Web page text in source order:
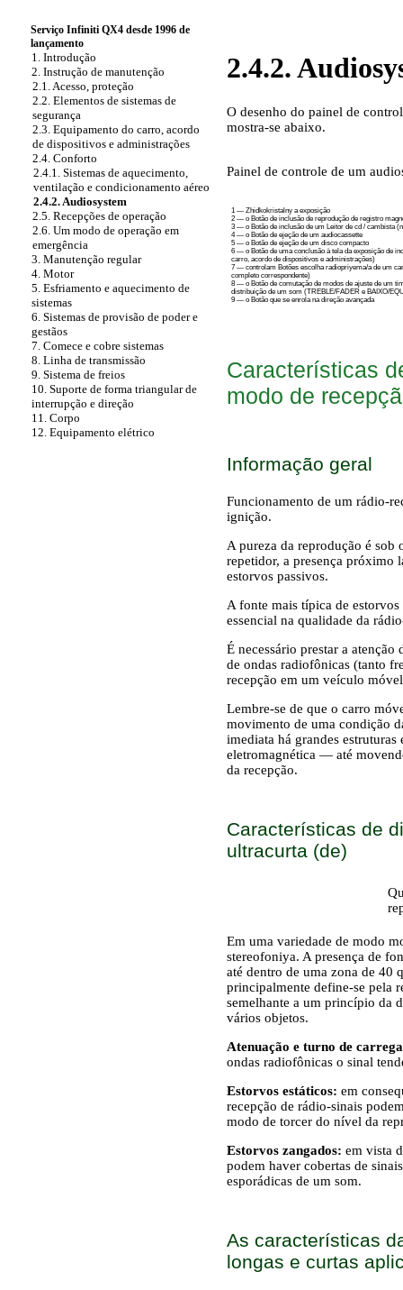
Serviço Infiniti QX4 desde 1996 de
lançamento
1. Introdução
2. Instrução de manutenção
2.1. Acesso, proteção
2.2. Elementos de sistemas de
segurança
2.3. Equipamento do carro, acordo
de dispositivos e administrações
2.4. Conforto
2.4.1. Sistemas de aquecimento,
ventilação e condicionamento aéreo
2.4.2. Audiosystem
2.5. Recepções de operação
2.6. Um modo de operação em
emergência
3. Manutenção regular
4. Motor
5. Esfriamento e aquecimento de
sistemas
6. Sistemas de provisão de poder e
gestãos
7. Comece e cobre sistemas
8. Linha de transmissão
9. Sistema de freios
10. Suporte de forma triangular de
interrupção e direção
11. Corpo
12. Equipamento elétrico
2.4.2.
O desenho do painel de
mostra-se abaixo.
Painel de controle de um
1 — Zhidkokristalny a exposição
2 — o Botão de inclusão de reprodução de registro
3 — o Botão de inclusão de um Leitor de cd / cambista
4 — o Botão de ejeção de um audiocassette
5 — o Botão de ejeção de um disco compacto
6 — o Botão de uma conclusão à tela da exposição de
carro, acordo de dispositivos e administrações)
7 — controlam Botões escolha radiopriyema/a de um
completo correspondente)
8 — o Botão de comutação de modos de ajuste de um
distribuição de um som (TREBLE/FADER e BAIXO/
9 — o Botão que se enrola na direção avançada
Características
modo de
Informação geral
Funcionamento de um rádio-
ignição.
A pureza da reprodução é sob
repetidor, a presença próximo
estorvos passivos.
A fonte mais típica de
essencial na qualidade da
É necessário prestar a
de ondas radiofônicas (tanto
recepção em um veículo
Lembre-se de que o carro
movimento de uma condição
imediata há grandes
eletromagnética — até
da recepção.
Características de
ultracurta (de)
Em uma variedade de modo
stereofoniya. A presença de
até dentro de uma zona de 40
principalmente define-se pela
semelhante a um princípio da
vários objetos.
Atenuação e turno de
ondas radiofônicas o sinal
Estorvos estáticos: em
recepção de rádio-sinais
modo de torcer do nível da
Estorvos zangados: em vista
podem haver cobertas de
esporádicas de um som.
As características
longas e curtas